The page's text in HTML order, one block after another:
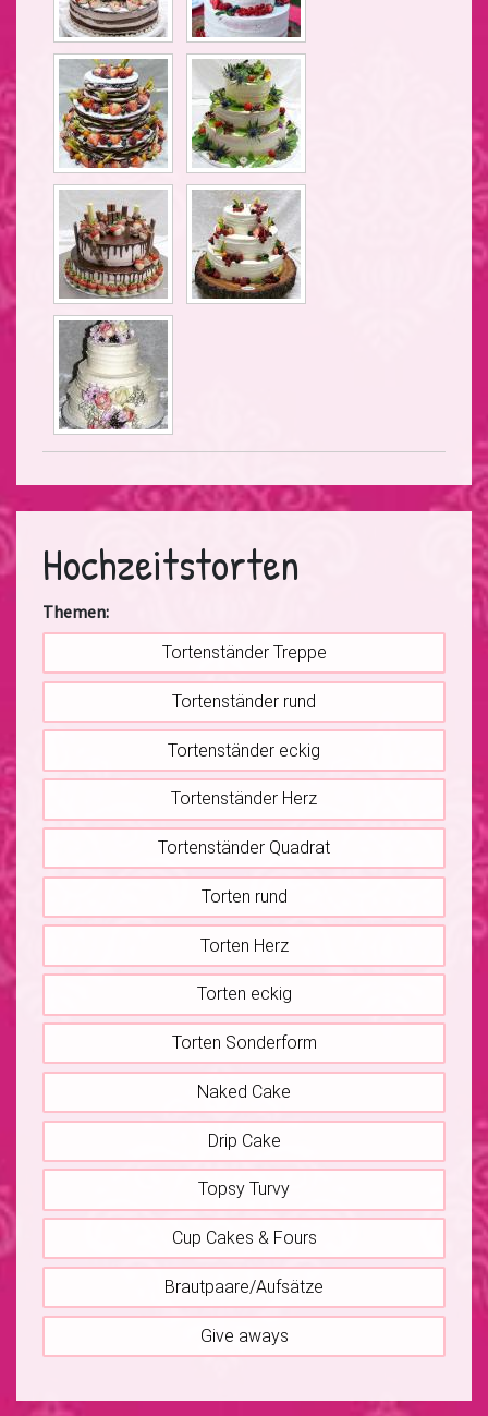
Hochzeitstorten
Themen:
Tortenständer Treppe
Tortenständer rund
Tortenständer eckig
Tortenständer Herz
Tortenständer Quadrat
Torten rund
Torten Herz
Torten eckig
Torten Sonderform
Naked Cake
Drip Cake
Topsy Turvy
Cup Cakes & Fours
Brautpaare/Aufsätze
Give aways